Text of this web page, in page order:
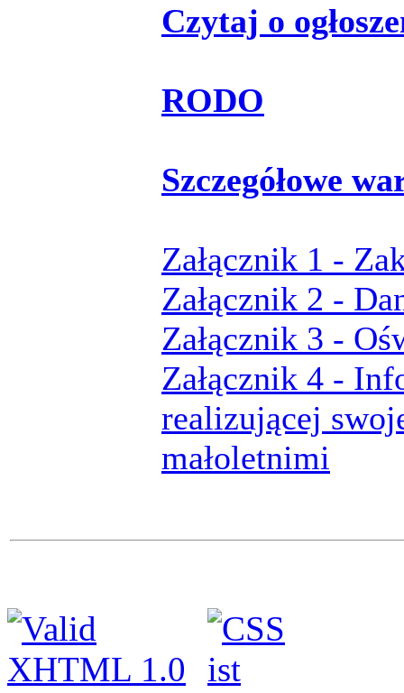
Czytaj o
RODO
Szczegółowe
Załącznik 1 -
Załącznik 2 -
Załącznik 3 -
Załącznik 4 -
realizującej
małoletnimi